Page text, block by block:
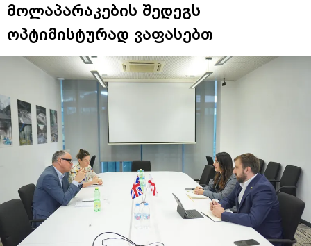
მოლაპარაკების შედეგს
ოპტიმისტურად ვაფასებთ